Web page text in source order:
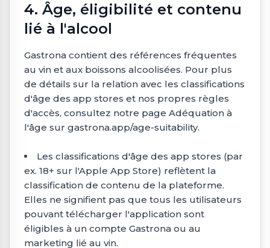
4. Âge, éligibilité et contenu
lié à l'alcool
Gastrona contient des références fréquentes
au vin et aux boissons alcoolisées. Pour plus
de détails sur la relation avec les classifications
d'âge des app stores et nos propres règles
d'accès, consultez notre page Adéquation à
l'âge sur gastrona.app/age-suitability.
Les classifications d'âge des app stores (par
ex. 18+ sur l'Apple App Store) reflètent la
classification de contenu de la plateforme.
Elles ne signifient pas que tous les utilisateurs
pouvant télécharger l'application sont
éligibles à un compte Gastrona ou au
marketing lié au vin.